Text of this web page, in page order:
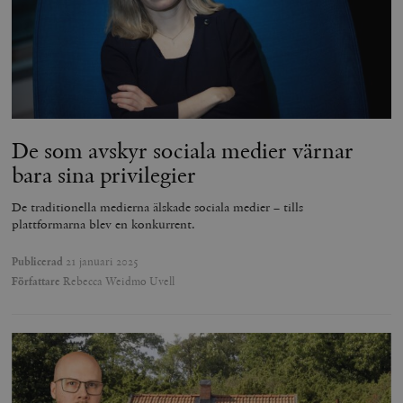
De som avskyr sociala medier värnar
bara sina privilegier
De traditionella medierna älskade sociala medier – tills
plattformarna blev en konkurrent.
Publicerad 21 januari 2025
Författare Rebecca Weidmo Uvell
wp_woocommerce_session_[abcdef0123456789]
{32}
.myfonts.net
.timbro.se